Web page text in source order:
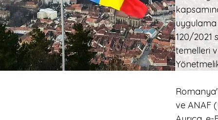
uygulama
120/2021
temelleri
ve ANAF